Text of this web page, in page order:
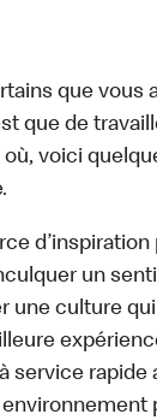
que vous
que de
voici
d’inspiration
un
une culture
service rapide